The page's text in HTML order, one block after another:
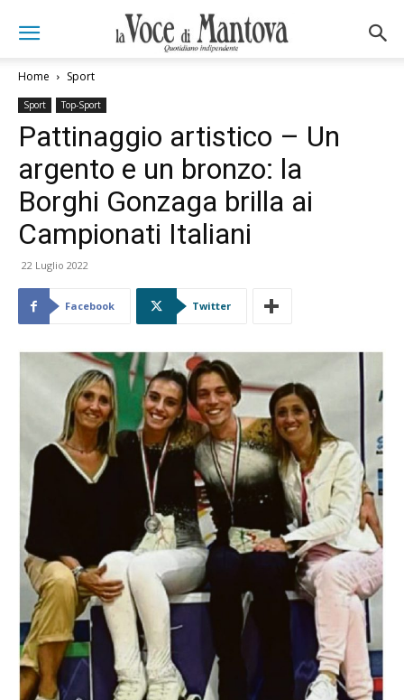
Home Sport
Sport Top-Sport
Pattinaggio artistico – Un
argento e un bronzo: la
Borghi Gonzaga brilla ai
Campionati Italiani
22 Luglio 2022
Facebook Twitter